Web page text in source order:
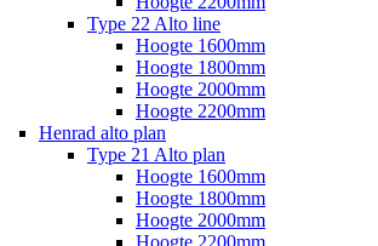
Type 22 Alto line
Hoogte 1600mm
Hoogte 1800mm
Hoogte 2000mm
Hoogte 2200mm
Henrad alto plan
Type 21 Alto plan
Hoogte 1600mm
Hoogte 1800mm
Hoogte 2000mm
Hoogte 2200mm